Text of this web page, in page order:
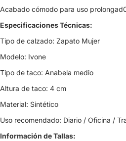
Acabado cómodo para uso
Especificaciones Técnicas:
Tipo de calzado: Zapato Mujer
Modelo: Ivone
Tipo de taco: Anabela medio
Altura de taco: 4 cm
Material: Sintético
Uso recomendado: Diario / Oficina /
Información de Tallas: